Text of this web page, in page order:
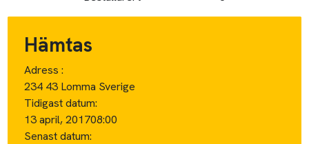
Hämtas
Adress :
234 43 Lomma Sverige
Tidigast datum:
13 april, 201708:00
Senast datum: